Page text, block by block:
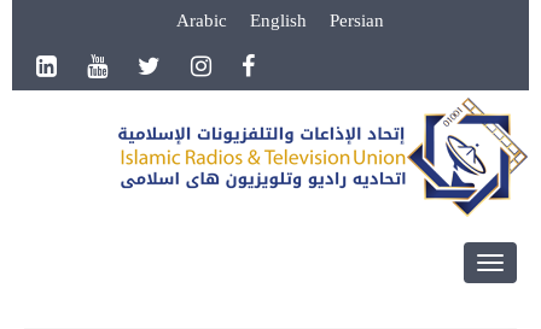
Arabic English Persian
Toggle